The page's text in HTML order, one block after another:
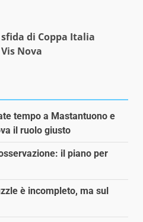
di Coppa Italia
Nova
tempo a Mastantuono e
il ruolo giusto
il piano per
è incompleto, ma sul